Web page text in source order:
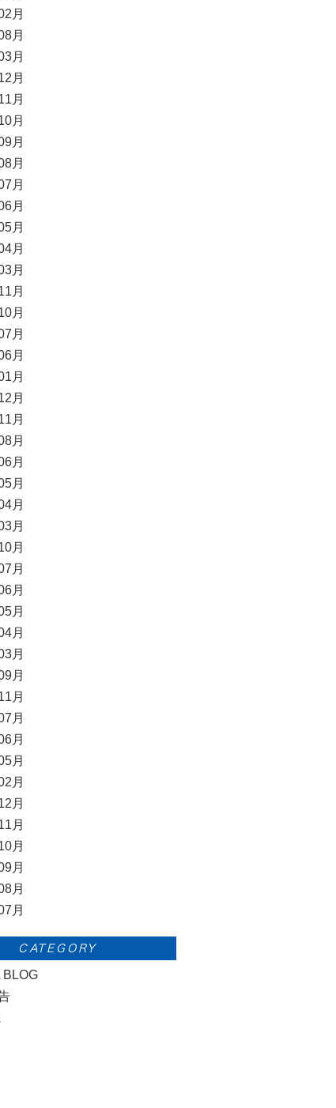
月
月
月
月
月
月
月
月
月
月
月
月
月
月
月
月
月
月
月
月
月
月
月
月
月
月
月
月
月
月
月
月
月
月
月
月
月
月
月
月
月
月
月
CATEGORY
BLOG